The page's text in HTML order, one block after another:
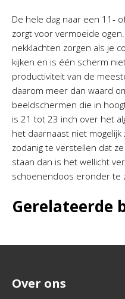
De hele dag naar een 11-
zorgt voor vermoeide
nekklachten zorgen als je
kijken en is één scherm
productiviteit van de
daarom meer dan waard
beeldschermen die in
is 21 tot 23 inch over het
het daarnaast niet
zodanig te verstellen dat
staan dan is het wellicht
schoenendoos eronder te
Gerelateerde
Over ons